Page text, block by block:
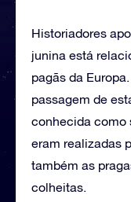
Historiadores
junina está
pagãs da
passagem de
conhecida como
eram realizadas
também as
colheitas.